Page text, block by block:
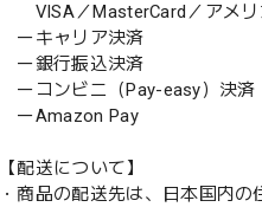
VISA／MasterCard／アメリ
ーキャリア決済
ー銀行振込決済
ーコンビニ（Pay-easy）決済
ーAmazon Pay
【配送について】
・商品の配送先は、日本国内の